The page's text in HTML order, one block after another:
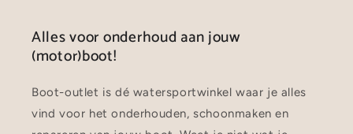
Alles voor onderhoud aan jouw
(motor)boot!
Boot-outlet is dé watersportwinkel waar je alles
vind voor het onderhouden, schoonmaken en